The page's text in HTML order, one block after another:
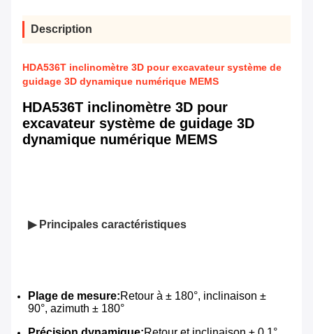
Description
HDA536T inclinomètre 3D pour excavateur système de
guidage 3D dynamique numérique MEMS
HDA536T inclinomètre 3D pour
excavateur système de guidage 3D
dynamique numérique MEMS
▶ Principales caractéristiques
Plage de mesure:Retour à ± 180°, inclinaison ±
90°, azimuth ± 180°